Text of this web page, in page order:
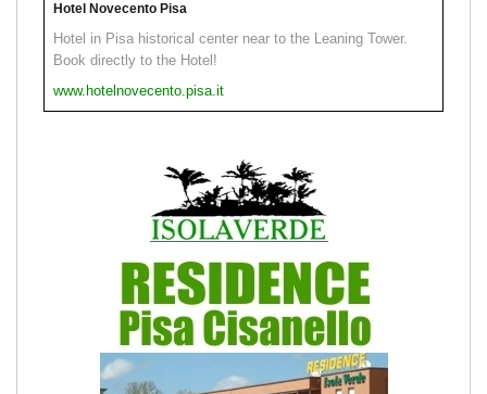
Hotel Novecento Pisa
Hotel in Pisa historical center near to the Leaning Tower.
Book directly to the Hotel!
www.hotelnovecento.pisa.it